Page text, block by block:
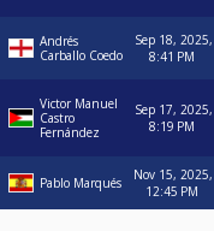
Andrés
Carballo Coedo
Sep 18, 2025,
8:41 PM
Victor Manuel
Castro
Fernández
Sep 17, 2025,
8:19 PM
Pablo Marqués
Nov 15, 2025,
12:45 PM